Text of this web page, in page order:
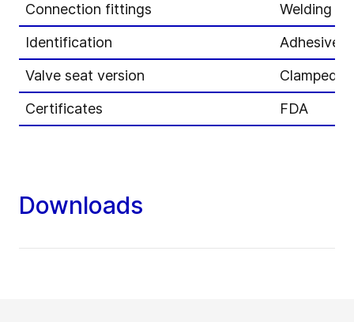
Connection fittings
Welding
Identification
Adhesive
Valve seat version
Clamped
Certificates
FDA
Downloads